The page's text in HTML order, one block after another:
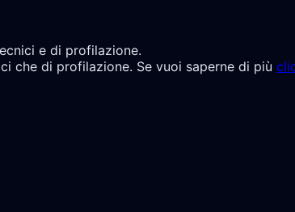
e di profilazione.
che di profilazione. Se vuoi saperne di più